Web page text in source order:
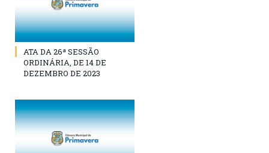
ATA DA 26ª SESSÃO
ORDINÁRIA, DE 14 DE
DEZEMBRO DE 2023